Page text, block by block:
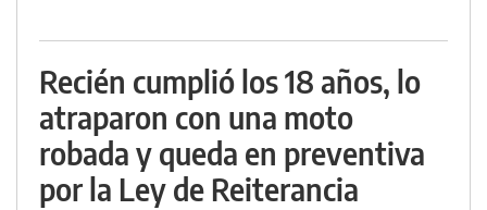
Recién cumplió los 18 años, lo
atraparon con una moto
robada y queda en preventiva
por la Ley de Reiterancia